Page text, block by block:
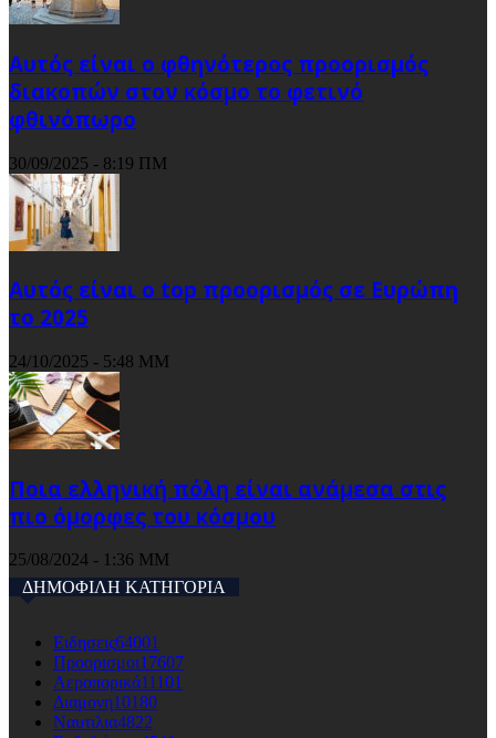
Αυτός είναι ο φθηνότερος προορισμός
διακοπών στον κόσμο το φετινό
φθινόπωρο
30/09/2025 - 8:19 ΠΜ
Αυτός είναι ο top προορισμός σε Ευρώπη
το 2025
24/10/2025 - 5:48 ΜΜ
Ποια ελληνική πόλη είναι ανάμεσα στις
πιο όμορφες του κόσμου
25/08/2024 - 1:36 ΜΜ
ΔΗΜΟΦΙΛΗ ΚΑΤΗΓΟΡΙΑ
Ειδησεις64001
Προορισμοι17607
Αεροπορικά11101
Διαμονη10180
Ναυτιλια4822